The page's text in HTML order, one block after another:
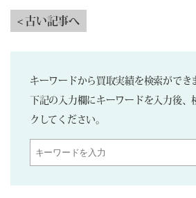
< 古い記事へ
キーワードから買取実績を検索ができ
下記の入力欄にキーワードを入力後、
クしてください。